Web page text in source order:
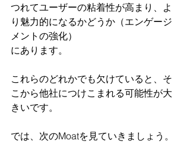
つれてユーザーの粘着性が高まり、よ
り魅力的になるかどうか（エンゲージ
メントの強化）
にあります。
これらのどれかでも欠けていると、そ
こから他社につけこまれる可能性が大
きいです。
では、次のMoatを見ていきましょう。